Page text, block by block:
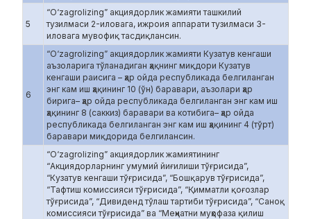
5
“O‘zagrolizing” акциядорлик жамияти ташкилий
тузилмаси 2-иловага, ижроия аппарати тузилмаси 3-
иловага мувофиқ тасдиқлансин.
6
“O‘zagrolizing” акциядорлик жамияти Кузатув кенгаши
аъзоларига тўланадиган ҳақнинг миқдори Кузатув
кенгаши раисига – ҳар ойда республикада белгиланган
энг кам иш ҳақининг 10 (ўн) баравари, аъзолари ҳар
бирига– ҳар ойда республикада белгиланган энг кам иш
ҳақининг 8 (саккиз) баравари ва котибига– ҳар ойда
республикада белгиланган энг кам иш ҳақининг 4 (тўрт)
баравари миқдорида белгилансин.
“O‘zagrolizing” акциядорлик жамиятининг
“Акциядорларнинг умумий йиғилиши тўғрисида”,
“Кузатув кенгаши тўғрисида”, “Бошқарув тўғрисида”,
“Тафтиш комиссияси тўғрисида”, “Қимматли қоғозлар
тўғрисида”, “Дивиденд тўлаш тартиби тўғрисида”, “Саноқ
комиссияси тўғрисида” ва “Меҳнатни муҳофаза қилиш